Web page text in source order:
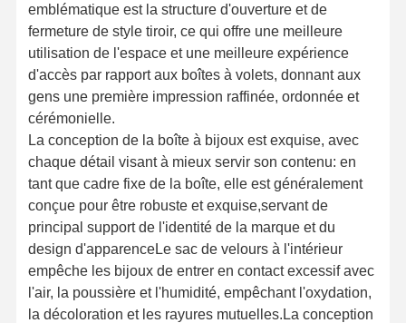
emblématique est la structure d'ouverture et de
fermeture de style tiroir, ce qui offre une meilleure
utilisation de l'espace et une meilleure expérience
d'accès par rapport aux boîtes à volets, donnant aux
gens une première impression raffinée, ordonnée et
cérémonielle.
La conception de la boîte à bijoux est exquise, avec
chaque détail visant à mieux servir son contenu: en
tant que cadre fixe de la boîte, elle est généralement
conçue pour être robuste et exquise,servant de
principal support de l'identité de la marque et du
design d'apparenceLe sac de velours à l'intérieur
empêche les bijoux de entrer en contact excessif avec
l'air, la poussière et l'humidité, empêchant l'oxydation,
la décoloration et les rayures mutuelles.La conception